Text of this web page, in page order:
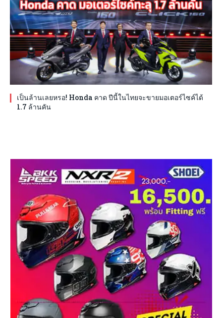
เป็นล้านเลยหรอ! Honda คาด ปีนี้ในไทยจะขายมอเตอร์ไซค์ได้
1.7 ล้านคัน